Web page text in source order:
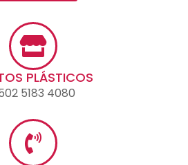
PLÁSTICOS
5183 4080